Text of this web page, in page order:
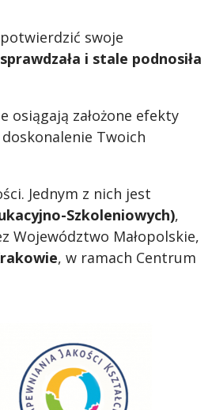
swoje
sprawdzała i stale podnosiła
osiągają założone efekty
doskonalenie Twoich
Jednym z nich jest
Szkoleniowych),
Województwo Małopolskie,
, w ramach Centrum